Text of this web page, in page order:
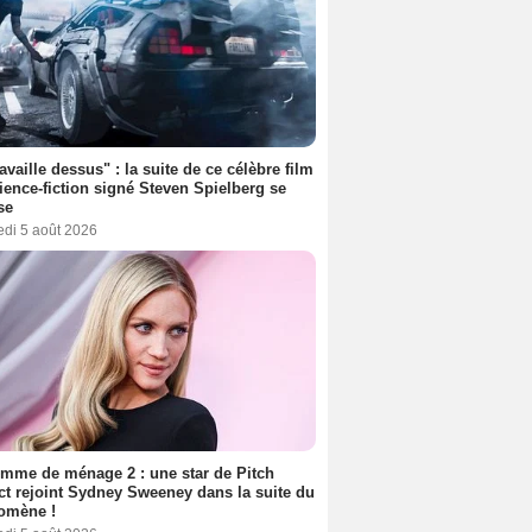
dessus" : la suite de ce célèbre film
fiction signé Steven Spielberg se
5 août 2026
de ménage 2 : une star de Pitch
rejoint Sydney Sweeney dans la suite du
!